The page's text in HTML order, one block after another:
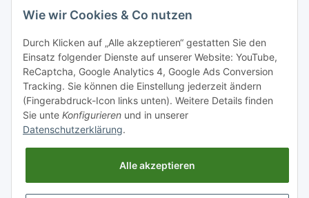
OdF.Platz 2
16775 Löwenberger Land
Telefon: +49 (0) 33094-719-8719
E-Mail: info (ät) treppe99 (Punkt) de
* Alle Preise inkl. gesetzlicher USt., zzgl.Versand
Wie wir Cookies & Co nutzen
Durch Klicken auf „Alle akzeptieren“ gestatten Sie den
Einsatz folgender Dienste auf unserer Website: YouTube,
ReCaptcha, Google Analytics 4, Google Ads Conversion
Tracking. Sie können die Einstellung jederzeit ändern
(Fingerabdruck-Icon links unten). Weitere Details finden
Sie unte Konfigurieren und in unserer
Datenschutzerklärung.
Alle akzeptieren